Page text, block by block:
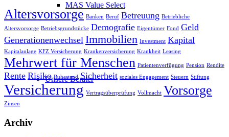
MAS Value Select
Unsere Berater
Altersvorsorge Banken Beruf Betreuung Betriebliche
Altersvorsorge Betriebsgrundstücke Demografie Eigentümer Fond Geld
Generationenwechsel Immobilien Investment Kapital
Kapitalanlage KFZ Versicherung Krankenversicherung Krankheit Leasing
Mehrwert für Menschen Patientenverfügung Pension Rendite
Rente Risiko Ruhestand Sicherheit soziales Engagement Steuern Stiftung
Versicherung Vertragsüberprüfung Vollmacht Vorsorge
Zinsen
Archiv